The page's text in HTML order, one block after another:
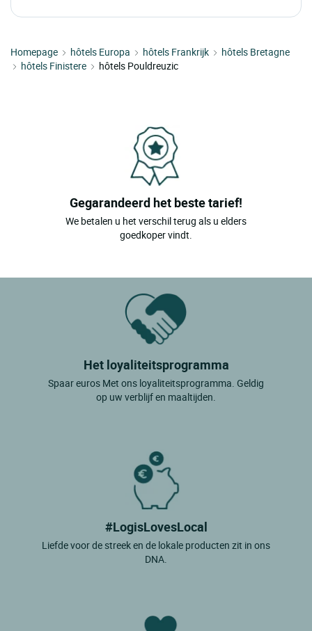
Homepage hôtels Europa hôtels Frankrijk
hôtels Bretagne
hôtels Finistere
hôtels Pouldreuzic
Gegarandeerd het beste tarief!
We betalen u het verschil terug als u elders
goedkoper vindt.
Het loyaliteitsprogramma
Spaar euros Met ons loyaliteitsprogramma. Geldig
op uw verblijf en maaltijden.
#LogisLovesLocal
Liefde voor de streek en de lokale producten zit in ons
DNA.